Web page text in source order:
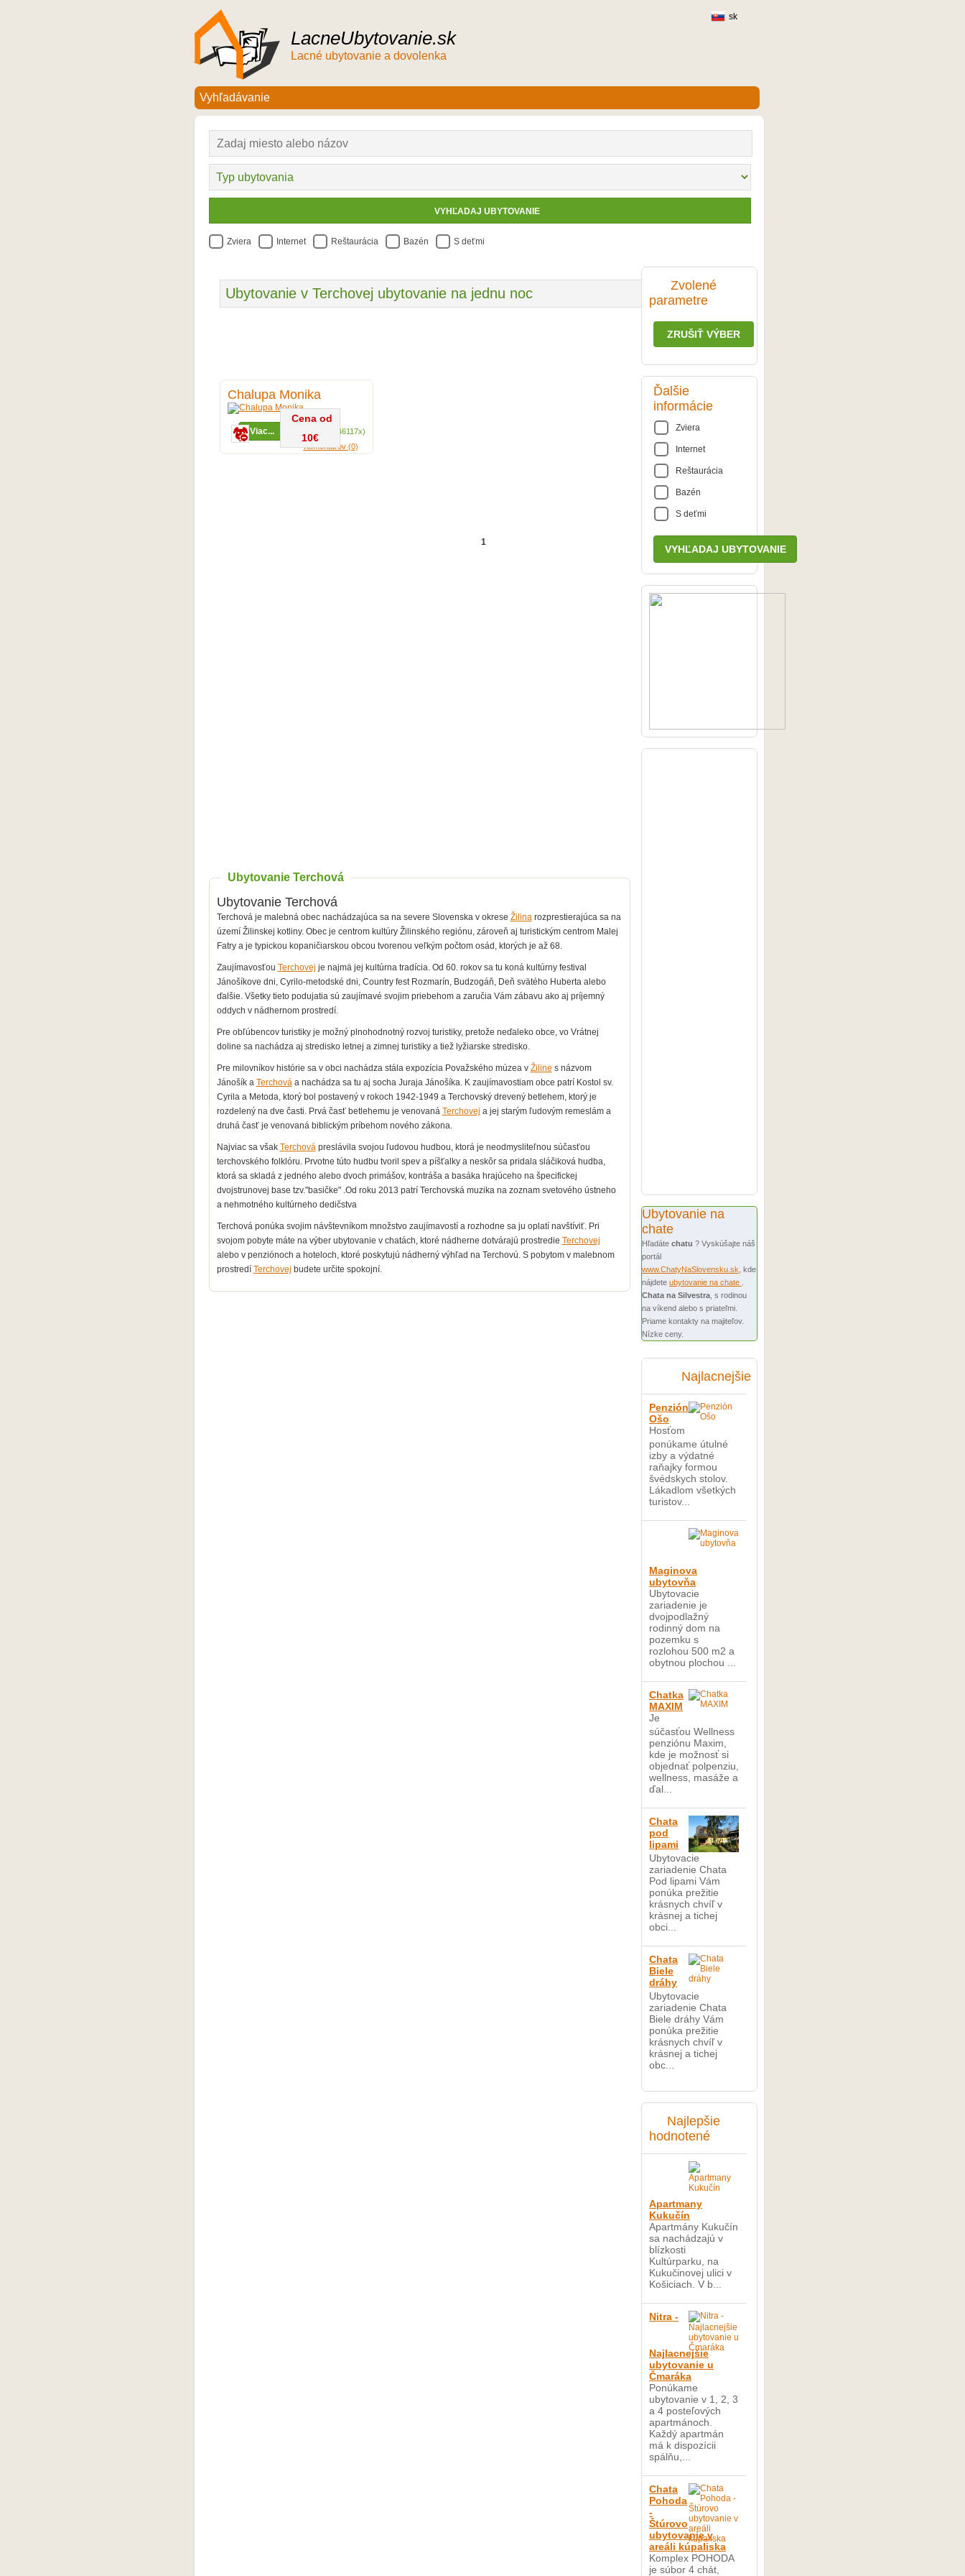
LacneUbytovanie.sk
Lacné ubytovanie a dovolenka
sk
Zviera Internet Reštaurácia Bazén S deťmi
1 ubytovaní
Ubytovanie v Terchovej ubytovanie na jednu noc
Chalupa Monika
Cena od
10€
Viac...
Zobrazení (46117x)
Komentárov (0)
1
Ubytovanie Terchová
Ubytovanie Terchová
Terchová je malebná obec nachádzajúca sa na severe Slovenska v okrese Žilinarozprestierajúca sa na
území Žilinskej kotliny. Obec je centrom kultúry Žilinského regiónu, zároveň aj turistickým centrom Malej
Fatry a je typickou kopaničiarskou obcou tvorenou veľkým počtom osád, ktorých je až 68.
Zaujímavosťou Terchovej je najmä jej kultúrna tradícia. Od 60. rokov sa tu koná kultúrny festival
Jánošíkove dni, Cyrilo-metodské dni, Country fest Rozmarín, Budzogáň, Deň svätého Huberta alebo
ďalšie. Všetky tieto podujatia sú zaujímavé svojim priebehom a zaručia Vám zábavu ako aj príjemný
oddych v nádhernom prostredí.
Pre obľúbencov turistiky je možný plnohodnotný rozvoj turistiky, pretože neďaleko obce, vo Vrátnej
doline sa nachádza aj stredisko letnej a zimnej turistiky a tiež lyžiarske stredisko.
Pre milovníkov histórie sa v obci nachádza stála expozícia Považského múzea v Žiline s názvom
Jánošík a Terchová a nachádza sa tu aj socha Juraja Jánošíka. K zaujímavostiam obce patrí Kostol sv.
Cyrila a Metoda, ktorý bol postavený v rokoch 1942-1949 a Terchovský drevený betlehem, ktorý je
rozdelený na dve časti. Prvá časť betlehemu je venovaná Terchovej a jej starým ľudovým remeslám a
druhá časť je venovaná biblickým príbehom nového zákona.
Najviac sa však Terchovápreslávila svojou ľudovou hudbou, ktorá je neodmysliteľnou súčasťou
terchovského folklóru. Prvotne túto hudbu tvoril spev a píšťalky a neskôr sa pridala sláčiková hudba,
ktorá sa skladá z jedného alebo dvoch primášov, kontráša a basáka hrajúceho na špecifickej
dvojstrunovej base tzv."basičke" .Od roku 2013 patrí Terchovská muzika na zoznam svetového ústneho
a nehmotného kultúrneho dedičstva
Terchová ponúka svojim návštevníkom množstvo zaujímavostí a rozhodne sa ju oplatí navštíviť. Pri
svojom pobyte máte na výber ubytovanie v chatách, ktoré nádherne dotvárajú prostredie Terchovej
alebo v penziónoch a hoteloch, ktoré poskytujú nádherný výhľad na Terchovú. S pobytom v malebnom
prostredí Terchovej budete určite spokojní.
Zvolené
parametre
ZRUŠIŤ VÝBER
Ďalšie
informácie
Zviera
Internet
Reštaurácia
Bazén
S deťmi
Ubytovanie na
chate
Hľadáte chatu ? Vyskúšajte náš
portál
www.ChatyNaSlovensku.sk , kde
nájdete ubytovanie na chate
Chata na Silvestra , s rodinou
na víkend alebo s priateľmi.
Priame kontakty na majiteľov.
Nízke ceny.
Najlacnejšie
Penzión
Ošo
Hosťom
ponúkame útulné
izby a výdatné
raňajky formou
švédskych stolov.
Lákadlom všetkých
turistov...
Maginova
ubytovňa
Ubytovacie
zariadenie je
dvojpodlažný
rodinný dom na
pozemku s
rozlohou 500 m2 a
obytnou plochou ...
Chatka
MAXIM
Je
súčasťou Wellness
penziónu Maxim,
kde je možnosť si
objednať polpenziu,
wellness, masáže a
ďal...
Chata
pod
lipami
Ubytovacie
zariadenie Chata
Pod lipami Vám
ponúka prežitie
krásnych chvíľ v
krásnej a tichej
obci...
Chata
Biele
dráhy
Ubytovacie
zariadenie Chata
Biele dráhy Vám
ponúka prežitie
krásnych chvíľ v
krásnej a tichej
obc...
Najlepšie
hodnotené
Apartmany
Kukučín
Apartmány Kukučín
sa nachádzajú v
blízkosti
Kultúrparku, na
Kukučinovej ulici v
Košiciach. V b...
Nitra -
Najlacnejšie
ubytovanie u
Čmaráka
Ponúkame
ubytovanie v 1, 2, 3
a 4 posteľových
apartmánoch.
Každý apartmán
má k dispozícii
spálňu,...
Chata
Pohoda
-
Štúrovo
ubytovanie v
areáli kúpaliska
Komplex POHODA
je súbor 4 chát,